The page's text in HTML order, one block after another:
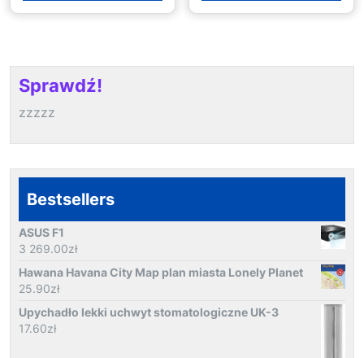
Sprawdź!
zzzzz
Bestsellers
ASUS F1
3 269.00zł
Hawana Havana City Map plan miasta Lonely Planet
25.90zł
Upychadło lekki uchwyt stomatologiczne UK-3
17.60zł